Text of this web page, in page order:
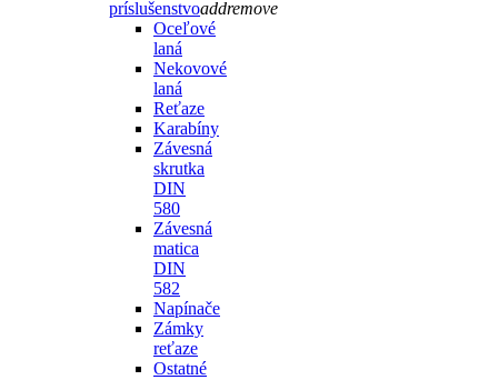
príslušenstvoaddremove
Oceľové
laná
Nekovové
laná
Reťaze
Karabíny
Závesná
skrutka
DIN
580
Závesná
matica
DIN
582
Napínače
Zámky
reťaze
Ostatné